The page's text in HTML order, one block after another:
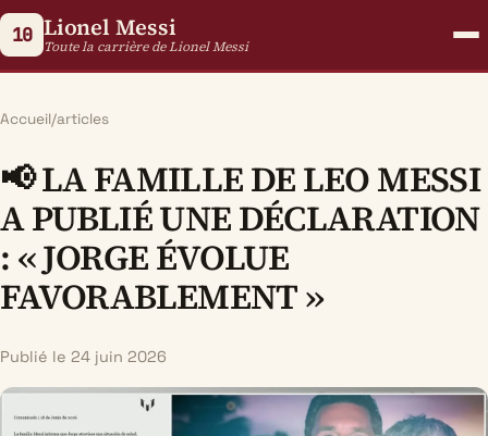
10 Lionel Messi
Toute la carrière de Lionel Messi
Accueil/articles
📢 LA FAMILLE DE LEO MESSI
A PUBLIÉ UNE DÉCLARATION
: « JORGE ÉVOLUE
FAVORABLEMENT »
Publié le 24 juin 2026